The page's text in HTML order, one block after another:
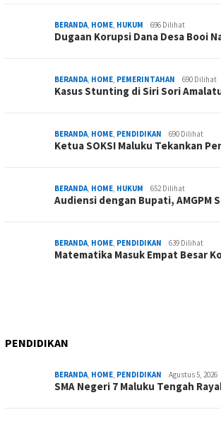
BERANDA, HOME, HUKUM 696 Dilihat
Dugaan Korupsi Dana Desa Booi
BERANDA, HOME, PEMERINTAHAN 690 Dilihat
Kasus Stunting di Siri Sori
BERANDA, HOME, PENDIDIKAN 690 Dilihat
Ketua SOKSI Maluku Tekankan
BERANDA, HOME, HUKUM 652 Dilihat
Audiensi dengan Bupati, AMGPM
BERANDA, HOME, PENDIDIKAN 639 Dilihat
Matematika Masuk Empat Besar
PENDIDIKAN
BERANDA, HOME, PENDIDIKAN Agustus 5, 2026
SMA Negeri 7 Maluku Tengah